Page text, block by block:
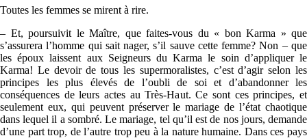
Toutes les femmes se mirent à rire.
– Et, poursuivit le Maître, que faites-vous du « bon Karma » que
s’assurera l’homme qui sait nager, s’il sauve cette femme? Non – que
les époux laissent aux Seigneurs du Karma le soin d’appliquer le
Karma! Le devoir de tous les supermoralistes, c’est d’agir selon les
principes les plus élevés de l’oubli de soi et d’abandonner les
conséquences de leurs actes au Très-Haut. Ce sont ces principes, et
seulement eux, qui peuvent préserver le mariage de l’état chaotique
dans lequel il a sombré. Le mariage, tel qu’il est de nos jours, demande
d’une part trop, de l’autre trop peu à la nature humaine. Dans ces pays